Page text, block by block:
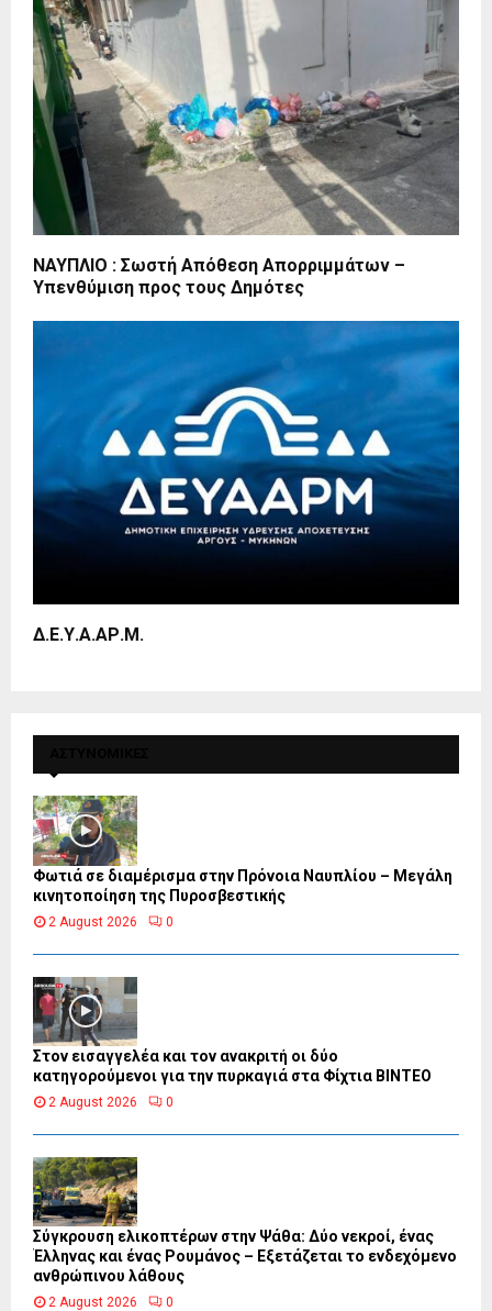
ΝΑΥΠΛΙΟ : Σωστή Απόθεση Απορριμμάτων –
Υπενθύμιση προς τους Δημότες
Δ.Ε.Υ.Α.ΑΡ.Μ.
Φωτιά σε διαμέρισμα στην Πρόνοια Ναυπλίου – Μεγάλη
κινητοποίηση της Πυροσβεστικής
2 August 2026 0
Στον εισαγγελέα και τον ανακριτή οι δύο
κατηγορούμενοι για την πυρκαγιά στα Φίχτια ΒΙΝΤΕΟ
2 August 2026 0
Σύγκρουση ελικοπτέρων στην Ψάθα: Δύο νεκροί, ένας
Έλληνας και ένας Ρουμάνος – Εξετάζεται το ενδεχόμενο
ανθρώπινου λάθους
2 August 2026 0